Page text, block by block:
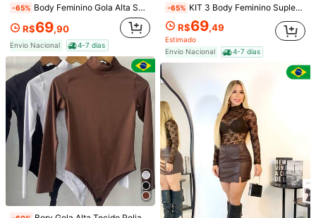
1/3
R$55,00 -38% R$89,00
BODY BORY MANGA LONGA GOLA ALTA
Tamanho
Unico(36-42)
Enviado De
Envio Nacional Internacional
-65% Body Feminino Gola Alta Suplex Premium Modelador Elegante Manga Longa Casual Ajuste Perfeito
R$69,90
Envio Nacional 4-7 dias
-65% KIT 3 Body Feminino Suplex manga longa gola alta Cacharrel Segunda Pele Premium Moda Bory Bore Kit 3 Body Suplex Forrado Gola Alta Manga Longa Modelador Ajustado ao Corpo Segunda Pele Elegante Confortável com Fecho de Colchete Body Preto Branco Marrom Combo 3 Peças Roupa Versátil Justa Elasticidade Alta Qualidade Body Manga Longa Básico Premium Look Sofisticado Casual e Noite Kit Body Colado no Corpo Sem Transparência Toque Macio Respirável Ajuste Perfeito Silhueta Definida Roupa Estilosa Moderna Conforto e Elegância Body com Gola Alta Ideal Para Inverno Meia Estação Look Minimalista Chique Suplex Grosso Não Marca Não Enrola Alta Durabilidade Kit 3 Peças Economia Feminina Melhor Custo Benefício Tamanho Único Veste do 36 ao 40 Modelagem Inteligente Body Luxo Confortável Prático Para Dia a Dia e Eventos
R$69,49
Estimado
Envio Nacional
4-7 dias